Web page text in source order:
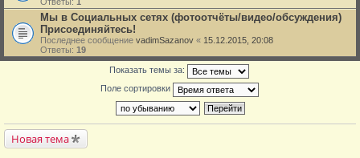
Мы в Социальных сетях (фотоотчёты/видео/обсуждения)
Присоединяйтесь!
Последнее сообщение vadimSazanov « 15.12.2015, 20:08
Ответы: 19
Показать темы за:
Поле сортировки
Новая тема